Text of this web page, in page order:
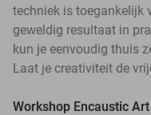
techniek is toegankelijk
geweldig resultaat in
kun je eenvoudig thuis
Laat je creativiteit de
Workshop Encaustic Art